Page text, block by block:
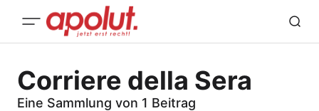
Corriere della Sera
Eine Sammlung von 1 Beitrag